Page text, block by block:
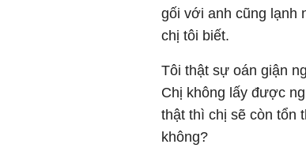
gối với anh cũng lạnh
chị tôi biết.
Tôi thật sự oán giận
Chị không lấy được
thật thì chị sẽ còn tổn
không?